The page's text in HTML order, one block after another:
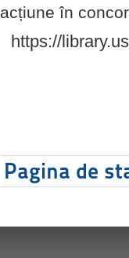
acțiune în
https://
Pagina de